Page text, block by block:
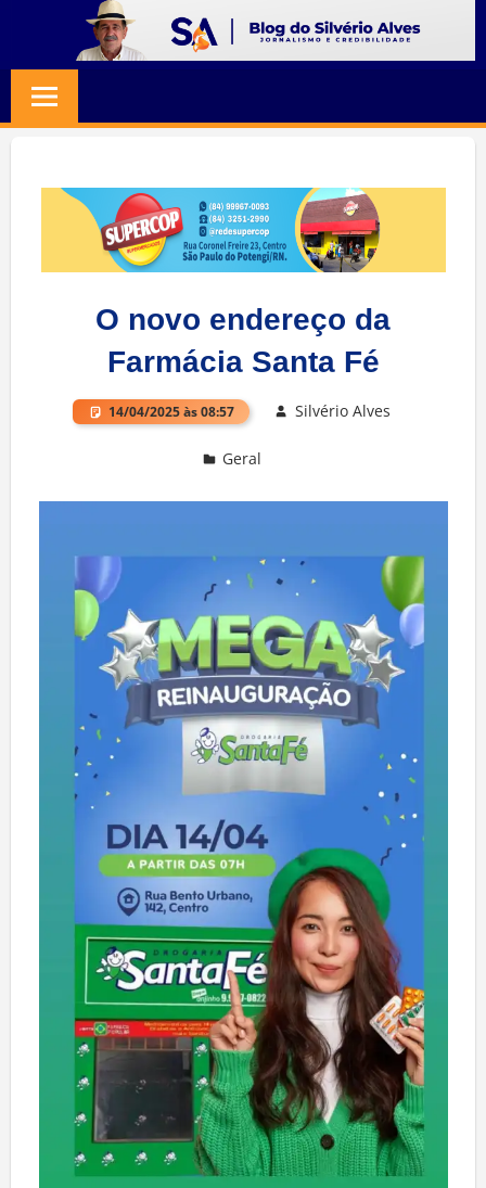
content
SILVERIO
ALVES
Jornalismo
Credibilidade
O novo endereço da
Farmácia Santa Fé
14/04/2025 às 08:57 Silvério Alves
Geral